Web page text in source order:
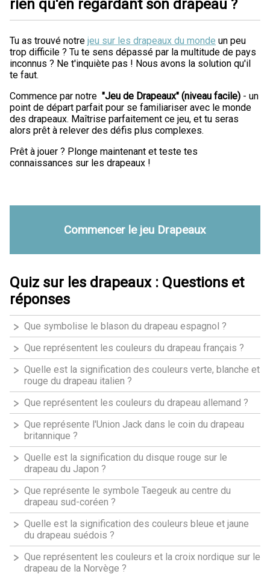
rien qu'en regardant son drapeau ?
Tu as trouvé notre jeu sur les drapeaux du monde un peu
trop difficile ? Tu te sens dépassé par la multitude de pays
inconnus ? Ne t'inquiète pas ! Nous avons la solution qu'il
te faut.
Commence par notre "Jeu de Drapeaux" (niveau facile) - un
point de départ parfait pour se familiariser avec le monde
des drapeaux. Maîtrise parfaitement ce jeu, et tu seras
alors prêt à relever des défis plus complexes.
Prêt à jouer ? Plonge maintenant et teste tes
connaissances sur les drapeaux !
Commencer le jeu Drapeaux
Quiz sur les drapeaux : Questions et
réponses
Que symbolise le blason du drapeau espagnol ?
Que représentent les couleurs du drapeau français ?
Quelle est la signification des couleurs verte, blanche et
rouge du drapeau italien ?
Que représentent les couleurs du drapeau allemand ?
Que représente l'Union Jack dans le coin du drapeau
britannique ?
Quelle est la signification du disque rouge sur le
drapeau du Japon ?
Que représente le symbole Taegeuk au centre du
drapeau sud-coréen ?
Quelle est la signification des couleurs bleue et jaune
du drapeau suédois ?
Que représentent les couleurs et la croix nordique sur le
drapeau de la Norvège ?